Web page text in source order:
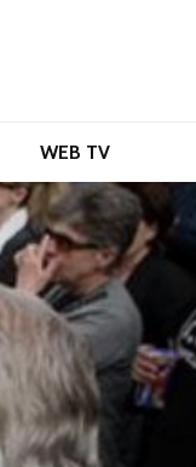
WEB TV